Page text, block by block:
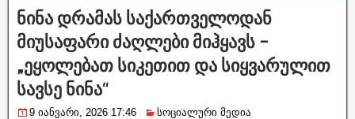
ნინა დრამას საქართველოდან
მიუსაფარი ძაღლები მიჰყავს –
„ეყოლებათ სიკეთით და სიყვარულით
სავსე ნინა“
9 იანვარი, 2026 17:46 სოციალური მედია